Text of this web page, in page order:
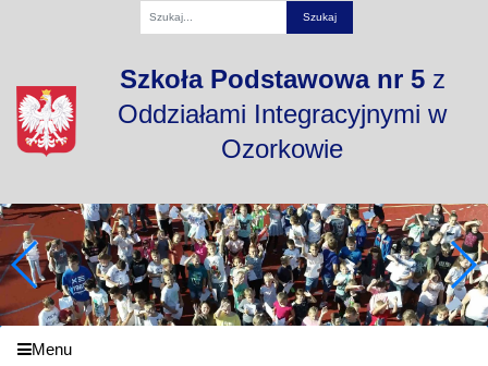
Szkoła Podstawowa nr 5z
Oddziałami Integracyjnymi w
Ozorkowie
Menu